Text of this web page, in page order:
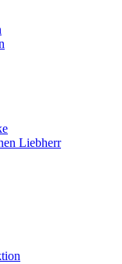
Liebherr